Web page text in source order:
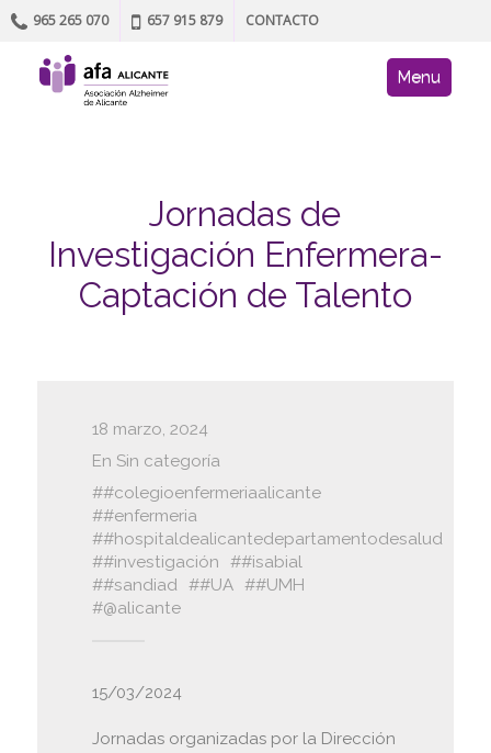
965 265 070 657 915 879 CONTACTO
AFA site
Skip to content
Menu
Jornadas de
Investigación Enfermera-
Captación de Talento
18 marzo, 2024
En Sin categoría
#colegioenfermeriaalicante
#enfermeria
#hospitaldealicantedepartamentodesalud
#investigación
#isabial
#sandiad
#UA
#UMH
@alicante
15/03/2024
Jornadas organizadas por la Dirección